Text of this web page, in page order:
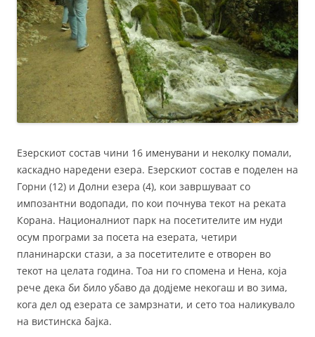
Езерскиот состав чини 16 именувани и неколку помали,
каскадно наредени езера. Езерскиот состав е поделен на
Горни (12) и Долни езера (4), кои завршуваат со
импозантни водопади, по кои почнува текот на реката
Корана. Националниот парк на посетителите им нуди
осум програми за посета на езерата, четири
планинарски стази, а за посетителите е отворен во
текот на целата година. Тоа ни го спомена и Нена, која
рече дека би било убаво да додјеме некогаш и во зима,
кога дел од езерата се замрзнати, и сето тоа наликувало
на вистинска бајка.